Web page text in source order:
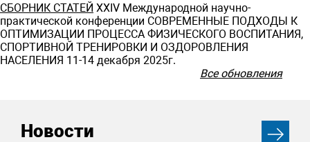
СБОРНИК СТАТЕЙ ХXIV Международной научно-
практической конференции СОВРЕМЕННЫЕ ПОДХОДЫ К
ОПТИМИЗАЦИИ ПРОЦЕССА ФИЗИЧЕСКОГО ВОСПИТАНИЯ,
СПОРТИВНОЙ ТРЕНИРОВКИ И ОЗДОРОВЛЕНИЯ
НАСЕЛЕНИЯ 11-14 декабря 2025г.
Все обновления
Новости